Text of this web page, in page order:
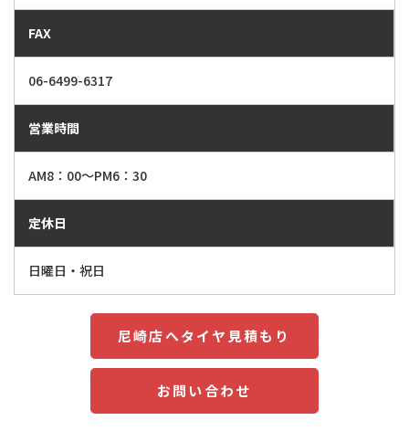
FAX
06-6499-6317
営業時間
AM8：00～PM6：30
定休日
日曜日・祝日
尼崎店へタイヤ見積もり
お問い合わせ